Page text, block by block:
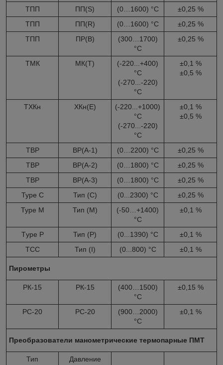
ТПП ПП(S) (0…1600) °С
±0,25 %
ТПП
ПП(R) (0…1600) °С
±0,25 %
ТПП
ПР(B)
(300…1700)
°С
±0,25 %
ТМК МК(Т)
(-220...+400)
°С
(-270...-220)
°С
±0,1 %
±0,5 %
ТХКн ХКн(Е)
(-220...+1000)
°С
(-270...-220)
°С
±0,1 %
±0,5 %
ТВР ВР(А-1) (0…2200) °С
±0,25 %
ТВР
ВР(А-2) (0…1800) °С
±0,25 %
ТВР
ВР(А-3) (0…1800) °С
±0,25 %
Type С
Тип (С) (0...2300) °С
±0,25 %
Type М
Тип (М)
(-50…+1400)
°С
±0,1 %
Тype Р Тип (Р) (0...1390) °С
±0,1 %
ТСС
Тип (I) (0...800) °С ±0,1 %
Пирометры
РК-15 РК-15
(400…1500)
°С
±0,15 %
РС-20 РС-20
(900…2000)
°С
±0,1 %
Преобразователи манометрические термопарные ПМТ
Тип Давление